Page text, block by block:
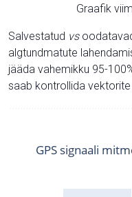
Graafik
Salvestatud vs
algtundmatute
jääda vahemikku 95-
saab kontrollida vektorite
GPS signaali